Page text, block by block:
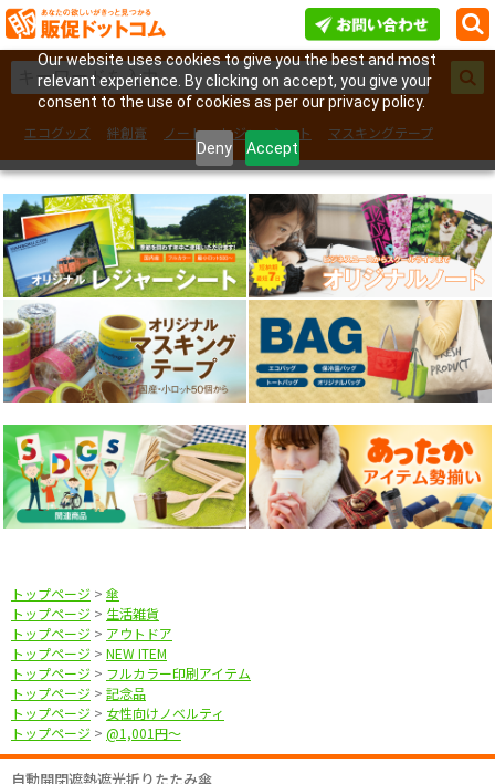
Our website uses cookies to give you the best and most
relevant experience. By clicking on accept, you give your
consent to the use of cookies as per our privacy policy.
Deny Accept
エコグッズ 絆創膏 ノート レジャーシート
マスキングテープ
フェイスシール
トップページ > 傘
トップページ > 生活雑貨
トップページ > アウトドア
トップページ > NEW ITEM
トップページ > フルカラー印刷アイテム
トップページ > 記念品
トップページ > 女性向けノベルティ
トップページ > @1,001円〜
自動開閉遮熱遮光折りたたみ傘